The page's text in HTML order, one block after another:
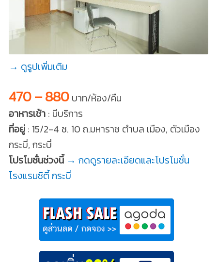
→ ดูรูปเพิ่มเติม
470 – 880บาท/ห้อง/คืน
อาหารเช้า: มีบริการ
ที่อยู่: 15/2-4 ซ. 10 ถ.มหาราช ตำบล เมือง, ตัวเมือง
กระบี่, กระบี่
โปรโมชั่นช่วงนี้ → กดดูรายละเอียดและโปรโมชั่น
โรงแรมซิตี้ กระบี่